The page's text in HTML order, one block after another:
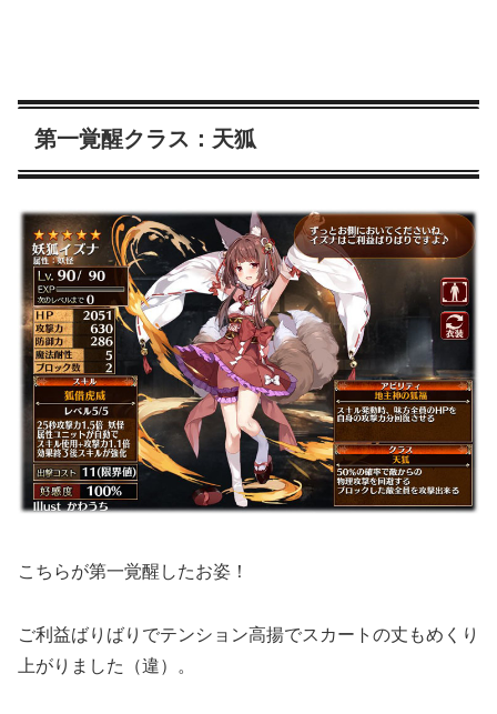
第一覚醒クラス：天狐
こちらが第一覚醒したお姿！
ご利益ばりばりでテンション高揚でスカートの丈もめくり
上がりました（違）。